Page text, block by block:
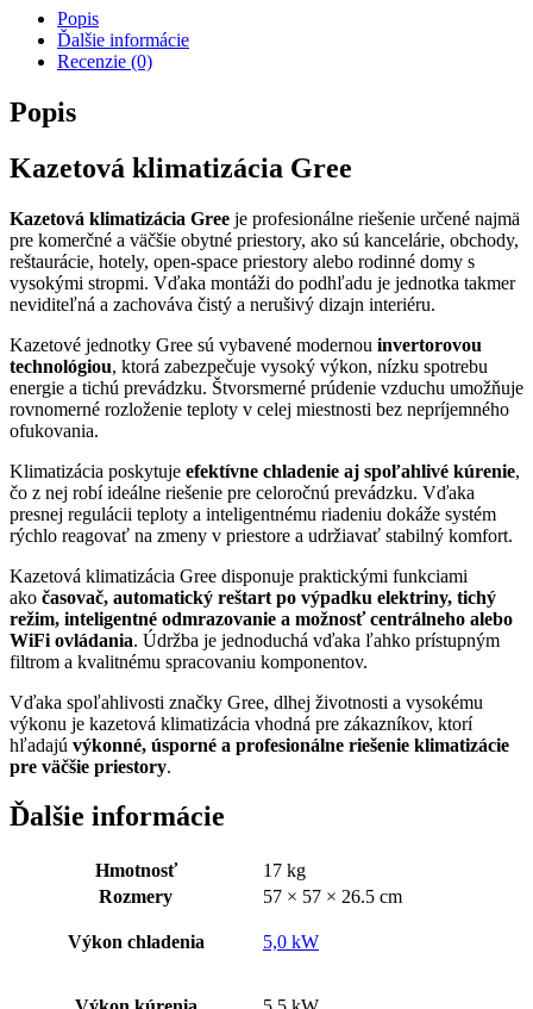
Popis
Ďalšie informácie
Recenzie (0)
Popis
Kazetová klimatizácia Gree
Kazetová klimatizácia Gree je profesionálne riešenie určené najmä
pre komerčné a väčšie obytné priestory, ako sú kancelárie, obchody,
reštaurácie, hotely, open-space priestory alebo rodinné domy s
vysokými stropmi. Vďaka montáži do podhľadu je jednotka takmer
neviditeľná a zachováva čistý a nerušivý dizajn interiéru.
Kazetové jednotky Gree sú vybavené modernou invertorovou
technológiou, ktorá zabezpečuje vysoký výkon, nízku spotrebu
energie a tichú prevádzku. Štvorsmerné prúdenie vzduchu umožňuje
rovnomerné rozloženie teploty v celej miestnosti bez nepríjemného
ofukovania.
Klimatizácia poskytuje efektívne chladenie aj spoľahlivé kúrenie,
čo z nej robí ideálne riešenie pre celoročnú prevádzku. Vďaka
presnej regulácii teploty a inteligentnému riadeniu dokáže systém
rýchlo reagovať na zmeny v priestore a udržiavať stabilný komfort.
Kazetová klimatizácia Gree disponuje praktickými funkciami
ako časovač, automatický reštart po výpadku elektriny, tichý
režim, inteligentné odmrazovanie a možnosť centrálneho alebo
WiFi ovládania. Údržba je jednoduchá vďaka ľahko prístupným
filtrom a kvalitnému spracovaniu komponentov.
Vďaka spoľahlivosti značky Gree, dlhej životnosti a vysokému
výkonu je kazetová klimatizácia vhodná pre zákazníkov, ktorí
hľadajú výkonné, úsporné a profesionálne riešenie klimatizácie
pre väčšie priestory.
Ďalšie informácie
Hmotnosť
17 kg
Rozmery
57 × 57 × 26.5 cm
Výkon chladenia 5,0 kW